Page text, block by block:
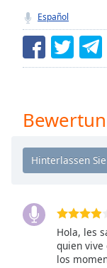
Remaining
Time-
Chapters
descriptions
off
selected
Español
Hola, les
quien vive
los